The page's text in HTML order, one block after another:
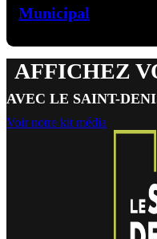
Municipal
AFFICHEZ
AVEC LE SAINT-
Voir notre kit média